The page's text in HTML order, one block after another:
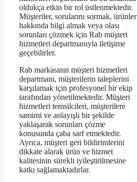
oldukça etkin bir rol üstlenmektedir.
Müşteriler, sorularını sormak, ürünler
hakkında bilgi almak veya olası
sorunları çözmek için Rab müşteri
hizmetleri departmanıyla iletişime
geçebilirler.
Rab markasının müşteri hizmetleri
departmanı, müşterilerin taleplerini
karşılamak için profesyonel bir ekip
tarafından yönetilmektedir. Müşteri
hizmetleri temsilcileri, müşterilere
samimi ve anlayışlı bir şekilde
yaklaşarak sorunları çözme
konusunda çaba sarf etmektedir.
Ayrıca, müşteri geri bildirimlerini
dikkate alarak ürün ve hizmet
kalitesinin sürekli iyileştirilmesine
katkı sağlamaktadırlar.